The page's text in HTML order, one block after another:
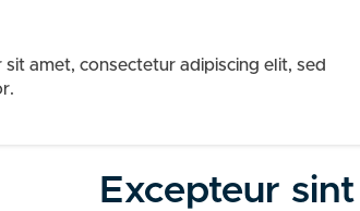
amet, consectetur adipiscing elit, sed
Excepteur